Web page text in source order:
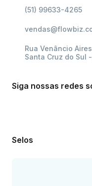
(51) 99633-4265
Rua Venâncio
Santa Cruz do Sul -
Siga nossas redes
Selos